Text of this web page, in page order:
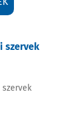
szervek
szervek